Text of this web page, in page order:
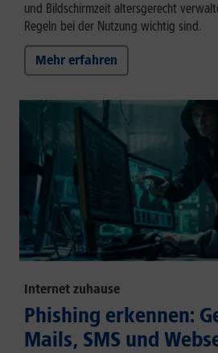
und Bildschirmzeit altersgerecht
Regeln bei der Nutzung wichtig sind.
Mehr erfahren
Internet zuhause
Phishing erkennen:
Mails, SMS und